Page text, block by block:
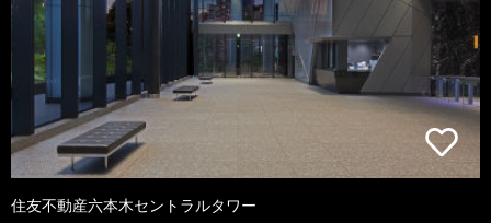
住友不動産六本木セントラルタワー